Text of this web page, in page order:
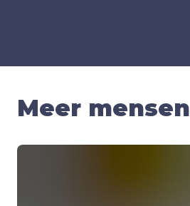
Meer mensen